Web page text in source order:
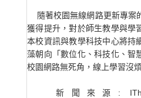
隨著校園無線網路更新專案
獲得提升，對於師生教學與學
本校資訊與教學科技中心將持
藻朝向「數位化、科技化、智
校園網路無死角，線上學習沒
新聞來源: